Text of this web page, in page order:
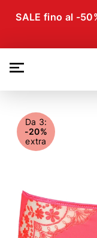
SALE fino al -
Da 3:
-20%
extra